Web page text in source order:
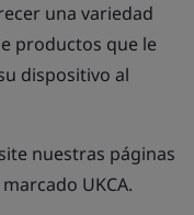
una variedad
productos que le
dispositivo al
nuestras páginas
UKCA.